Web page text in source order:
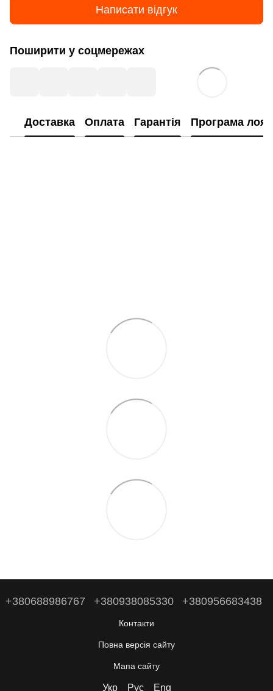
Написати відгук
Поширити у соцмережах
Доставка Оплата Гарантія Програма
+380688986767 +380938085330 +380956683438
Контакти
Повна версія сайту
Мапа сайту
Укр Рус Eng